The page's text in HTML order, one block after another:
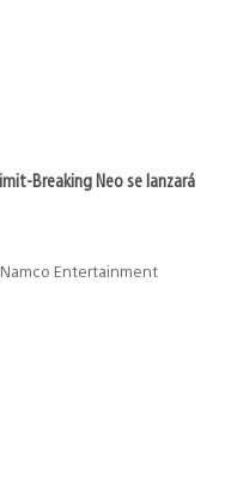
Breaking Neo se lanzará
Entertainment